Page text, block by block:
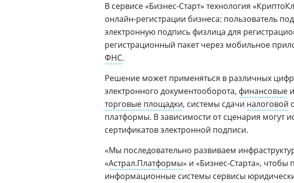
В сервисе «Бизнес-Старт» технология
онлайн-регистрации бизнеса: пользователь
электронную подпись физлица для
регистрационный пакет через мобильное
ФНС.
Решение может применяться в различных
электронного документооборота, финансовые и
торговые площадки, системы сдачи налоговой
платформы. В зависимости от сценария могут
сертификатов электронной подписи.
«Мы последовательно развиваем
«Астрал.Платформы» и «Бизнес-Старта», чтобы
информационные системы сервисы